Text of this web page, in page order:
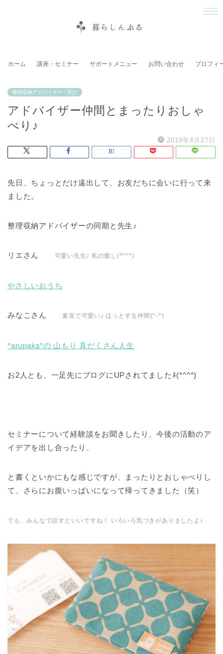
ホーム 講座・セミナー サポートメニュー お問い合わせ プロフィ
整理収納アドバイザー・学び
アドバイザー仲間とまったりおしゃ
べり♪
2018年4月27日
先日、ちょっとだけ遠出して、お友だちに会いに行って来
ました。
整理収納アドバイザーの同期と先生♪
リエさん 可愛い先生♪ 私の癒し(*^^*)
やさしいおうち
みなこさん素直で可愛い♪ ほっとする仲間(^-^)
*arupaka*の 山もり 具だくさん人生
お2人とも、一足先にブログにUPされてましたﾈ(*^^*)
セミナーについて経験談をお聞きしたり、今後の活動のア
イデアを出し合ったり、
と書くといかにもな感じですが、まったりとおしゃべりし
て、さらにお腹いっぱいになって帰ってきました（笑）
でも、みんなで話すといいですね！ いろいろ気づきがありましたよ♪